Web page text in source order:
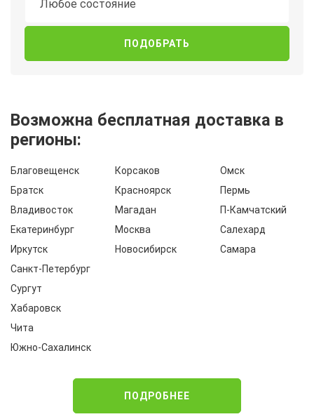
Любое состояние
Возможна бесплатная доставка в
регионы:
Благовещенск
Братск
Владивосток
Екатеринбург
Иркутск
Корсаков
Красноярск
Магадан
Москва
Новосибирск
Омск
Пермь
П-Камчатский
Салехард
Самара
Санкт-Петербург
Сургут
Хабаровск
Чита
Южно-Сахалинск
ПОДРОБНЕЕ